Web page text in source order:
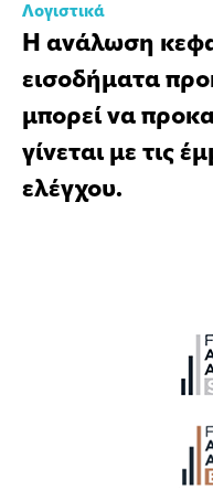
Λογιστικά
Η ανάλωση
εισοδήματα
μπορεί να
γίνεται με τις
ελέγχου.